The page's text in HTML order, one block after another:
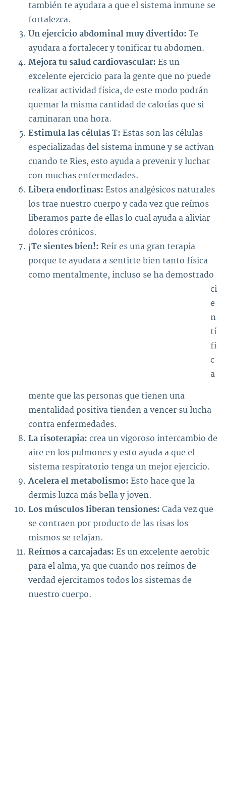
también te ayudara a que el sistema inmune se
fortalezca.
Un ejercicio abdominal muy divertido: Te
ayudara a fortalecer y tonificar tu abdomen.
Mejora tu salud cardiovascular: Es un
excelente ejercicio para la gente que no puede
realizar actividad física, de este modo podrán
quemar la misma cantidad de calorías que si
caminaran una hora.
Estimula las células T: Estas son las células
especializadas del sistema inmune y se activan
cuando te Ries, esto ayuda a prevenir y luchar
con muchas enfermedades.
Libera endorfinas: Estos analgésicos naturales
los trae nuestro cuerpo y cada vez que reímos
liberamos parte de ellas lo cual ayuda a aliviar
dolores crónicos.
¡Te sientes bien!: Reír es una gran terapia
porque te ayudara a sentirte bien tanto física
como mentalmente, incluso se ha demostrado
ci
e
n
tí
fi
c
a
mente que las personas que tienen una
mentalidad positiva tienden a vencer su lucha
contra enfermedades.
La risoterapia: crea un vigoroso intercambio de
aire en los pulmones y esto ayuda a que el
sistema respiratorio tenga un mejor ejercicio.
Acelera el metabolismo: Esto hace que la
dermis luzca más bella y joven.
Los músculos liberan tensiones: Cada vez que
se contraen por producto de las risas los
mismos se relajan.
Reírnos a carcajadas: Es un excelente aerobic
para el alma, ya que cuando nos reímos de
verdad ejercitamos todos los sistemas de
nuestro cuerpo.